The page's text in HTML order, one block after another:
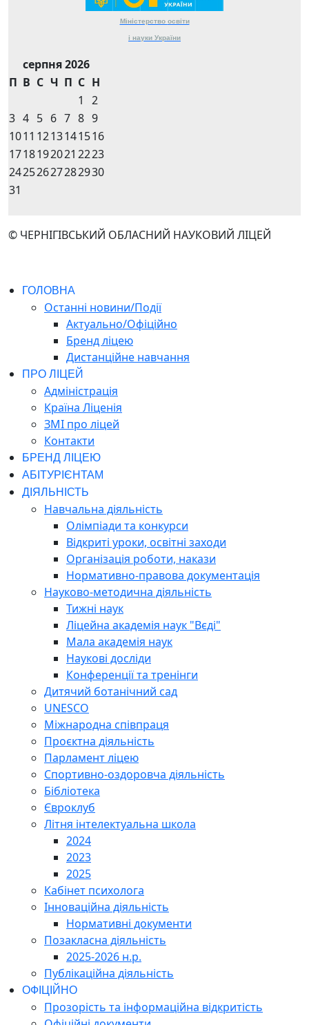
Міністерство освіти
і науки України
серпня 2026
П В С Ч П С Н
1
2
3 4 5 6 7 8 9
1011 1213141516
1718192021 2223
24252627282930
31
© ЧЕРНІГІВСЬКИЙ ОБЛАСНИЙ НАУКОВИЙ ЛІЦЕЙ
ГОЛОВНА
Останні новини/Події
Актуально/Офіційно
Бренд ліцею
Дистанційне навчання
ПРО ЛІЦЕЙ
Адміністрація
Країна Ліценія
ЗМІ про ліцей
Контакти
БРЕНД ЛІЦЕЮ
АБІТУРІЄНТАМ
ДІЯЛЬНІСТЬ
Навчальна діяльність
Олімпіади та конкурси
Відкриті уроки, освітні заходи
Організація роботи, накази
Нормативно-правова документація
Науково-методична діяльність
Тижні наук
Ліцейна академія наук "Вєді"
Мала академія наук
Наукові досліди
Конференції та тренінги
Дитячий ботанічний сад
UNESCO
Міжнародна співпраця
Проєктна діяльність
Парламент ліцею
Спортивно-оздоровча діяльність
Бібліотека
Євроклуб
Літня інтелектуальна школа
2024
2023
2025
Кабінет психолога
Інноваційна діяльність
Нормативні документи
Позакласна діяльність
2025-2026 н.р.
Публікаційна діяльність
ОФІЦІЙНО
Прозорість та інформаційна відкритість